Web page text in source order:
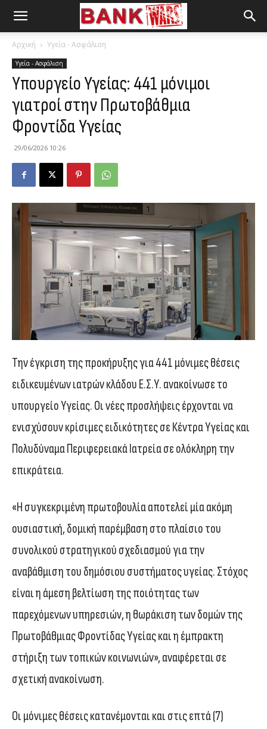
Αρχική Υγεία - Ασφάλιση
Υγεία - Ασφάλιση
Υπουργείο Υγείας: 441 μόνιμοι
γιατροί στην Πρωτοβάθμια
Φροντίδα Υγείας
29/06/2026 10:26
Την έγκριση της προκήρυξης για 441 μόνιμες θέσεις
ειδικευμένων ιατρών κλάδου Ε.Σ.Υ. ανακοίνωσε το
υπουργείο Υγείας. Οι νέες προσλήψεις έρχονται να
ενισχύσουν κρίσιμες ειδικότητες σε Κέντρα Υγείας και
Πολυδύναμα Περιφερειακά Ιατρεία σε ολόκληρη την
επικράτεια.
«Η συγκεκριμένη πρωτοβουλία αποτελεί μία ακόμη
ουσιαστική, δομική παρέμβαση στο πλαίσιο του
συνολικού στρατηγικού σχεδιασμού για την
αναβάθμιση του δημόσιου συστήματος υγείας. Στόχος
είναι η άμεση βελτίωση της ποιότητας των
παρεχόμενων υπηρεσιών, η θωράκιση των δομών της
Πρωτοβάθμιας Φροντίδας Υγείας και η έμπρακτη
στήριξη των τοπικών κοινωνιών», αναφέρεται σε
σχετική ανακοίνωση.
Οι μόνιμες θέσεις κατανέμονται και στις επτά (7)